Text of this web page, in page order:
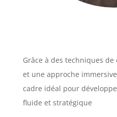
Grâce à des techniques
et une approche
cadre idéal pour
fluide et stratégique